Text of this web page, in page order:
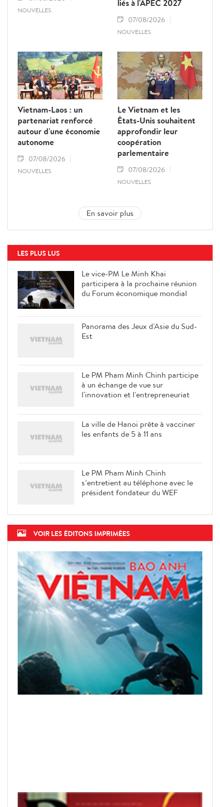
NOUVELLES
liés à l'APEC 2027
07/08/2026
NOUVELLES
Vietnam-Laos : un
partenariat renforcé
autour d'une économie
autonome
07/08/2026
NOUVELLES
Le Vietnam et les
États-Unis souhaitent
approfondir leur
coopération
parlementaire
07/08/2026
NOUVELLES
En savoir plus
LES PLUS LUS
Le vice-PM Le Minh Khai
participera à la prochaine réunion
du Forum économique mondial
Panorama des Jeux d'Asie du Sud-
Est
Le PM Pham Minh Chinh participe
à un échange de vue sur
l'innovation et l'entrepreneuriat
La ville de Hanoi prête à vacciner
les enfants de 5 à 11 ans
Le PM Pham Minh Chinh
s’entretient au téléphone avec le
président fondateur du WEF
VOIR LES ÉDITONS IMPRIMÉES